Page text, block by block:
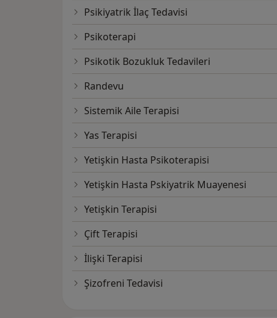
Psikiyatrik İlaç Tedavisi
Psikoterapi
Psikotik Bozukluk Tedavileri
Randevu
Sistemik Aile Terapisi
Yas Terapisi
Yetişkin Hasta Psikoterapisi
Yetişkin Hasta Pskiyatrik Muayenesi
Yetişkin Terapisi
Çift Terapisi
İlişki Terapisi
Şizofreni Tedavisi